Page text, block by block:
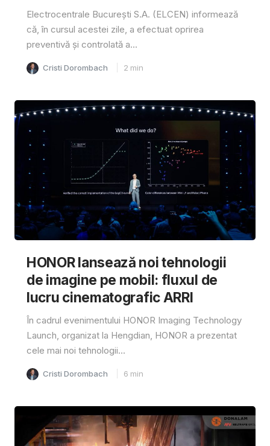
Electrocentrale București S.A. (ELCEN) informează
că, în cursul acestei zile, a efectuat oprirea
preventivă și controlată a...
Cristi Dorombach 2 min
HONOR lansează noi tehnologii
de imagine pe mobil: fluxul de
lucru cinematografic ARRI
În cadrul evenimentului HONOR Imaging Technology
Launch, organizat la Hengdian, HONOR a prezentat
cele mai noi tehnologii...
Cristi Dorombach 6 min